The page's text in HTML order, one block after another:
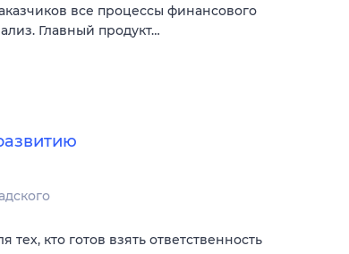
все процессы финансового
Главный продукт…
кто готов взять ответственность